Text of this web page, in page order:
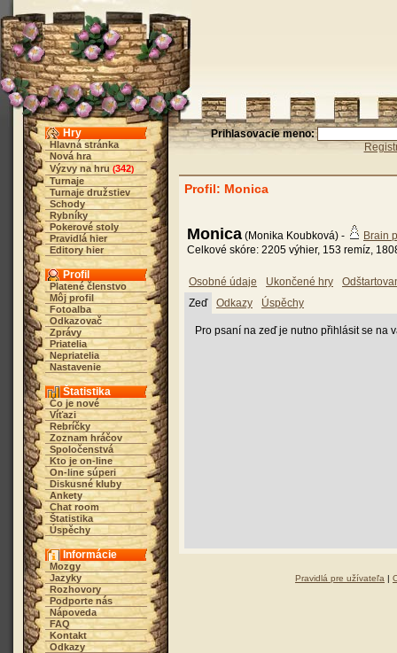
Hry
Hlavná stránka
Nová hra
Výzvy na hru (342)
Turnaje
Turnaje družstiev
Schody
Rybníky
Pokerové stoly
Pravidlá hier
Editory hier
Profil
Platené členstvo
Môj profil
Fotoalba
Odkazovač
Zprávy
Priatelia
Nepriatelia
Nastavenie
Štatistika
Čo je nové
Víťazi
Rebríčky
Zoznam hráčov
Spoločenstvá
Kto je on-line
On-line súperi
Diskusné kluby
Ankety
Chat room
Štatistika
Úspěchy
Informácie
Mozgy
Jazyky
Rozhovory
Podporte nás
Nápoveda
FAQ
Kontakt
Odkazy
Prihlasovacie meno:
Profil: Monica
Monica (Monika Koubková) -
Brain
Celkové skóre: 2205 výhier, 153 remíz,
Osobné údaje Ukončené hry
Zeď
Odkazy Úspěchy
Pro psaní na zeď je nutno přihlásit se na
Pravidlá pre užívateľa |